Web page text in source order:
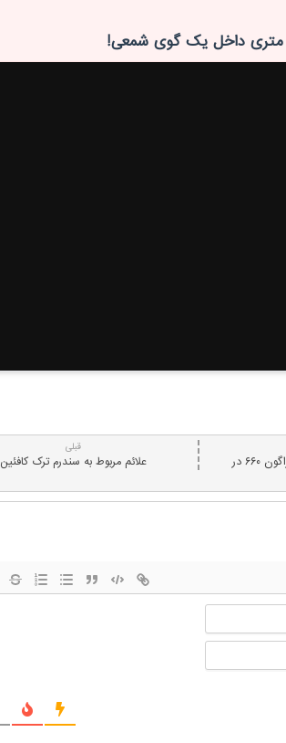
قبلی
علائم مربوط به سندرم ترک کافئین
نوکیا ایکس ۷۱ با تراشه اسنپدراگون ۶۶۰ در
نام
ایمیل